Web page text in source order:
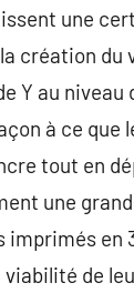
une
création du
Y au niveau
à ce
tout en
une
imprimés en
de